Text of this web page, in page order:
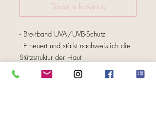
Dodaj u košaricu
- Breitband UVA/UVB-Schutz
- Erneuert und stärkt nachweislich die
Stützstruktur der Haut
- Lässt die Haut sofort straffer, glatter
und gefestigter erscheinen